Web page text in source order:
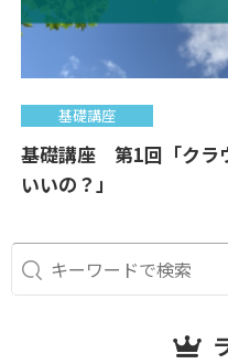
基礎講座
基礎講座 第1回「クラ
いいの？」